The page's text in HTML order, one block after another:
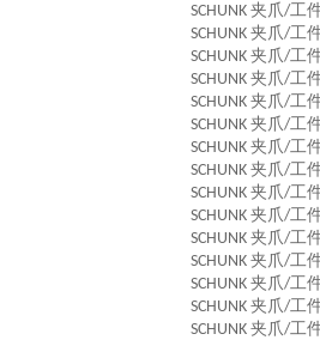
SCHUNK 夹爪/工
SCHUNK 夹爪/工
SCHUNK 夹爪/工
SCHUNK 夹爪/工
SCHUNK 夹爪/工
SCHUNK 夹爪/工
SCHUNK 夹爪/工
SCHUNK 夹爪/工
SCHUNK 夹爪/工
SCHUNK 夹爪/工
SCHUNK 夹爪/工
SCHUNK 夹爪/工
SCHUNK 夹爪/工
SCHUNK 夹爪/工
SCHUNK 夹爪/工